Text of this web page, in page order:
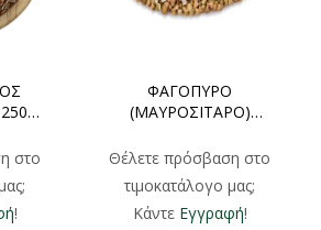
στο
!
ΦΑΓΟΠΥΡΟ
(ΜΑΥΡΟΣΙΤΑΡΟ)
Θέλετε πρόσβαση στο
τιμοκατάλογο μας;
Κάντε Εγγραφή!